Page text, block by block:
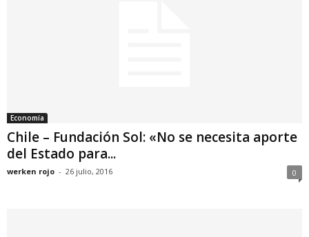
Economía
Chile – Fundación Sol: «No se necesita aporte
del Estado para...
werken rojo - 26 julio, 2016 0